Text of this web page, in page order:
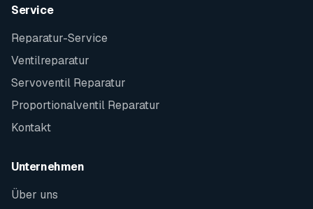
Service
Reparatur-Service
Ventilreparatur
Servoventil Reparatur
Proportionalventil Reparatur
Kontakt
Unternehmen
Über uns